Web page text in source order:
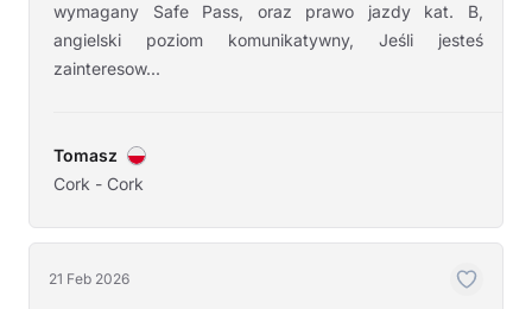
wymagany Safe Pass, oraz prawo jazdy kat. B,
angielski poziom komunikatywny, Jeśli jesteś
zainteresow...
Tomasz
Cork - Cork
21 Feb 2026